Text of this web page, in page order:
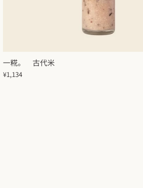
一糀。 古代米
¥1,134